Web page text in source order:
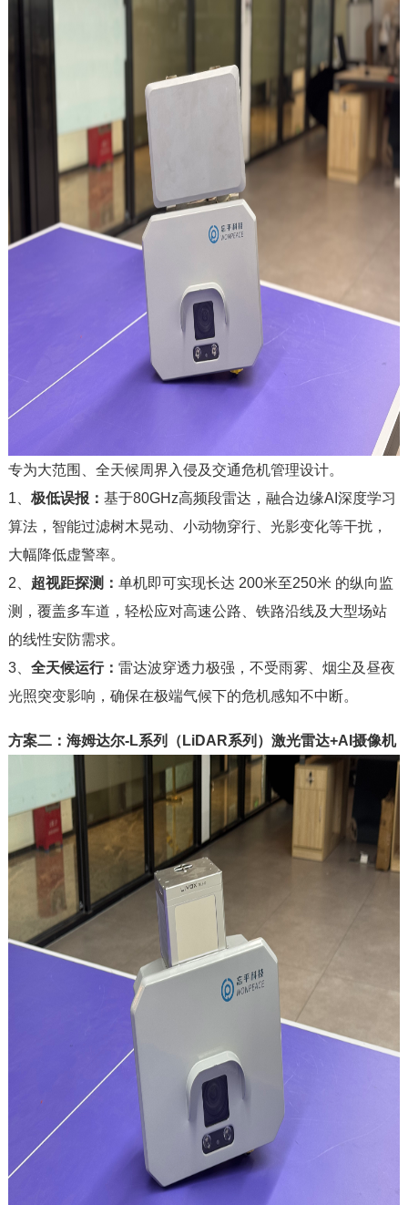
专为大范围、全天候周界入侵及交通危机管理设计。
1、 极低误报： 基于80GHz高频段雷达，融合边缘AI深度学习
算法，智能过滤树木晃动、小动物穿行、光影变化等干扰，
大幅降低虚警率。
2、 超视距探测： 单机即可实现长达 200米至250米 的纵向监
测，覆盖多车道，轻松应对高速公路、铁路沿线及大型场站
的线性安防需求。
3、 全天候运行： 雷达波穿透力极强，不受雨雾、烟尘及昼夜
光照突变影响，确保在极端气候下的危机感知不中断。
方案二：海姆达尔-L系列（LiDAR系列）激光雷达+AI摄像机